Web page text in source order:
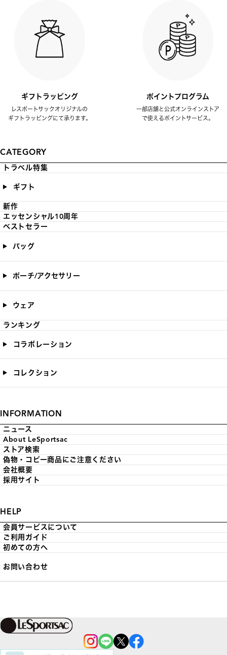
ギフトラッピング
レスポートサックオリジナルの
ギフトラッピングにて承ります。
ポイントプログラム
一部店舗と公式オンラインストア
で使えるポイントサービス。
CATEGORY
トラベル特集
ギフト
新作
エッセンシャル10周年
ベストセラー
バッグ
ポーチ/アクセサリー
ウェア
ランキング
コラボレーション
コレクション
INFORMATION
ニュース
About LeSportsac
ストア検索
偽物・コピー商品にご注意ください
会社概要
採用サイト
HELP
会員サービスについて
ご利用ガイド
初めての方へ
お問い合わせ